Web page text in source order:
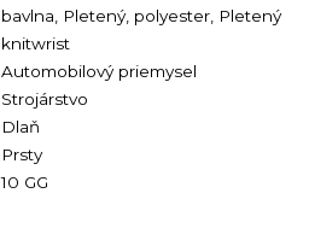
bavlna, Pletený, polyester, Pletený
knitwrist
Automobilový priemysel
Strojárstvo
Dlaň
Prsty
10 GG